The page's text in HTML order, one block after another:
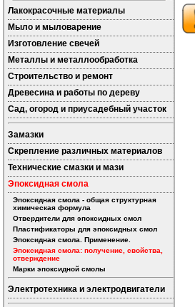
Лакокрасочные материалы
Мыло и мыловарение
Изготовление свечей
Металлы и металлообработка
Строительство и ремонт
Древесина и работы по дереву
Сад, огород и приусадебный участок
Замазки
Скрепление различных материалов
Технические смазки и мази
Эпоксидная смола
Эпоксидная смола - общая структурная
химическая формула
Отвердители для эпоксидных смол
Пластификаторы для эпоксидных смол
Эпоксидная смола. Применение.
Эпоксидная смола: получение, свойства,
отверждение
Марки эпоксидной смолы
Электротехника и электродвигатели